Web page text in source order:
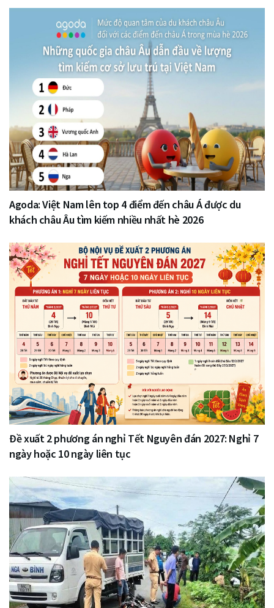
Agoda: Việt Nam lên top 4 điểm đến châu Á được du
khách châu Âu tìm kiếm nhiều nhất hè 2026
Đề xuất 2 phương án nghỉ Tết Nguyên đán 2027: Nghỉ 7
ngày hoặc 10 ngày liên tục